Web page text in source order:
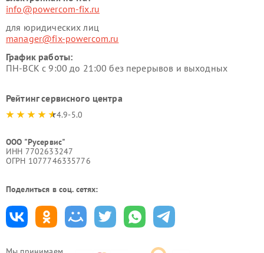
info@powercom-fix.ru
для юридических лиц
manager@fix-powercom.ru
График работы:
ПН-ВСК с 9:00 до 21:00 без перерывов и выходных
Рейтинг сервисного центра
4.9-5.0
ООО "Русервис"
ИНН 7702633247
ОГРН 1077746335776
Поделиться в соц. сетях: